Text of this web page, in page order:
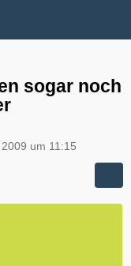
sogar noch
um 11:15